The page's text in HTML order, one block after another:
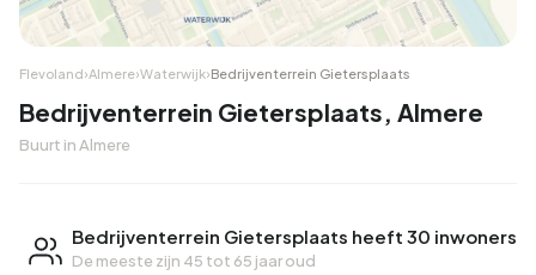
Flevoland›Almere›Waterwijk›Bedrijventerrein Gietersplaats
Bedrijventerrein Gietersplaats, Almere
Buurt in Almere
Bedrijventerrein Gietersplaats heeft 30 inwoners
De meeste zijn 45 tot 65 jaar oud